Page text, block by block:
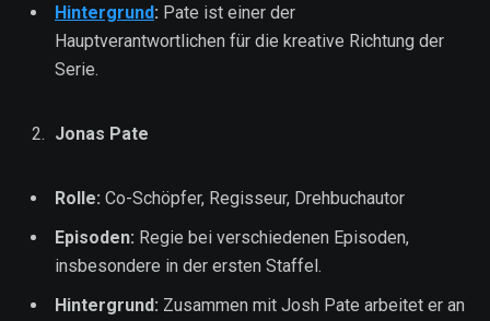
Hintergrund: Pate ist einer der
Hauptverantwortlichen für die kreative Richtung der
Serie.
Jonas Pate
Rolle: Co-Schöpfer, Regisseur, Drehbuchautor
Episoden: Regie bei verschiedenen Episoden,
insbesondere in der ersten Staffel.
Hintergrund: Zusammen mit Josh Pate arbeitet er an